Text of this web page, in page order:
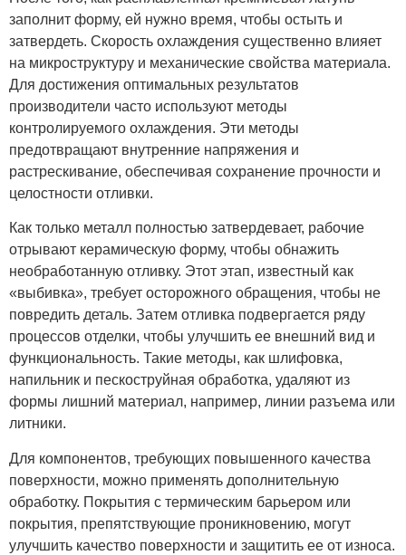
заполнит форму, ей нужно время, чтобы остыть и
затвердеть. Скорость охлаждения существенно влияет
на микроструктуру и механические свойства материала.
Для достижения оптимальных результатов
производители часто используют методы
контролируемого охлаждения. Эти методы
предотвращают внутренние напряжения и
растрескивание, обеспечивая сохранение прочности и
целостности отливки.
Как только металл полностью затвердевает, рабочие
отрывают керамическую форму, чтобы обнажить
необработанную отливку. Этот этап, известный как
«выбивка», требует осторожного обращения, чтобы не
повредить деталь. Затем отливка подвергается ряду
процессов отделки, чтобы улучшить ее внешний вид и
функциональность. Такие методы, как шлифовка,
напильник и пескоструйная обработка, удаляют из
формы лишний материал, например, линии разъема или
литники.
Для компонентов, требующих повышенного качества
поверхности, можно применять дополнительную
обработку. Покрытия с термическим барьером или
покрытия, препятствующие проникновению, могут
улучшить качество поверхности и защитить ее от износа.